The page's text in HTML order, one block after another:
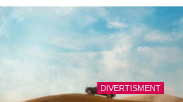
DIVERTISMENT